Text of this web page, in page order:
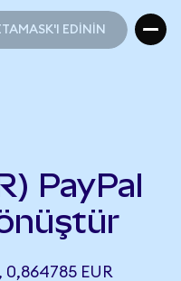
EDİNİN
PayPal
0,864785 EUR